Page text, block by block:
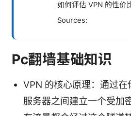
如何评估 VPN 的性价
Sources:
Pc翻墙基础知识
VPN 的核心原理：通过在
服务器之间建立一个受加